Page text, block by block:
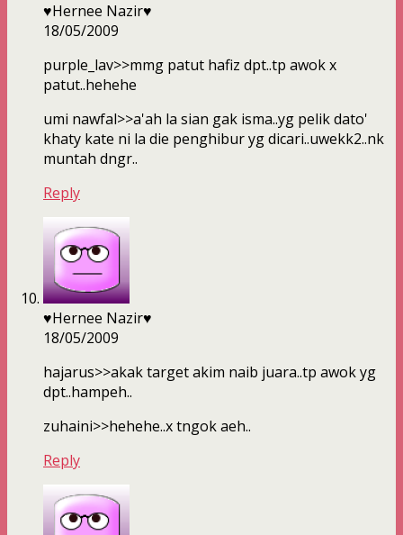
♥Hernee Nazir♥
18/05/2009
purple_lav>>mmg patut hafiz dpt..tp awok x
patut..hehehe
umi nawfal>>a'ah la sian gak isma..yg pelik dato'
khaty kate ni la die penghibur yg dicari..uwekk2..nk
muntah dngr..
Reply
♥Hernee Nazir♥
18/05/2009
hajarus>>akak target akim naib juara..tp awok yg
dpt..hampeh..
zuhaini>>hehehe..x tngok aeh..
Reply